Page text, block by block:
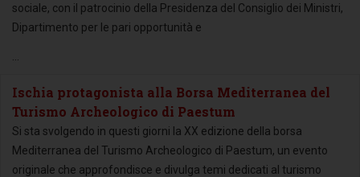
sociale, con il patrocinio della Presidenza del Consiglio dei Ministri,
Dipartimento per le pari opportunità e
Ischia protagonista alla Borsa Mediterranea del
Turismo Archeologico di Paestum
Si sta svolgendo in questi giorni la XX edizione della borsa
Mediterranea del Turismo Archeologico di Paestum, un evento
originale che approfondisce e divulga temi dedicati al turismo